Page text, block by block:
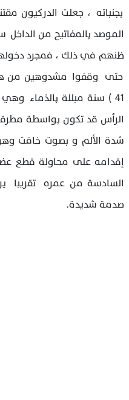
بجنباته ، جعلت الدركيون
الموصد بالمفاتيح من
ظنهم في ذلك ، فمجرد
حتى وقفوا مشدوهين من
41 ) سنة مبللة بالذماء
شدة الألم و بصوت خافت
إقدامه على محاولة قطع
السادسة من عمره تقريبا
صدمة شديدة.